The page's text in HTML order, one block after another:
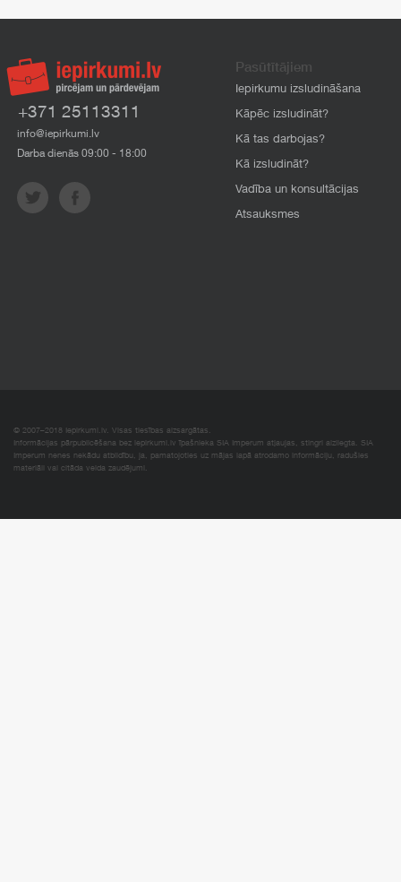
+371 25113311
info@iepirkumi.lv
Darba dienās 09:00 - 18:00
Pasūtītājiem
Iepirkumu izsludināšana
Kāpēc izsludināt?
Kā tas darbojas?
Kā izsludināt?
Vadība un konsultācijas
Atsauksmes
© 2007–2018 Iepirkumi.lv. Visas tiesības aizsargātas.
Informācijas pārpublicēšana bez iepirkumi.lv īpašnieka SIA Imperum atļaujas, stingri aizliegta. SIA
Imperum nenes nekādu atbildību, ja, pamatojoties uz mājas lapā atrodamo informāciju, radušies
materiāli vai citāda veida zaudējumi.